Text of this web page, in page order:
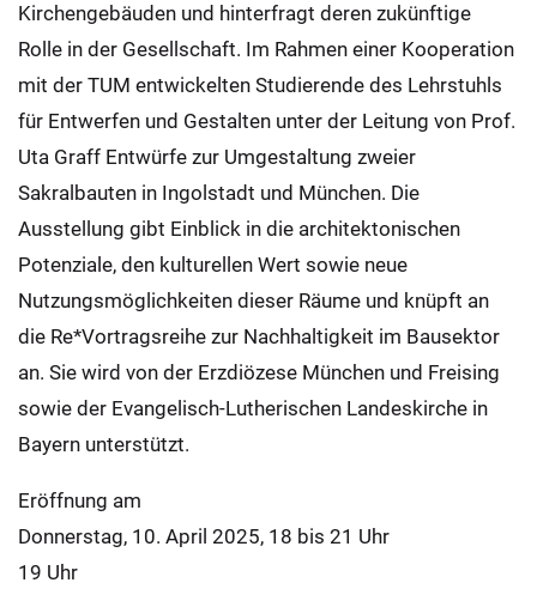
Kirchengebäuden und hinterfragt deren zukünftige
Rolle in der Gesellschaft. Im Rahmen einer Kooperation
mit der TUM entwickelten Studierende des Lehrstuhls
für Entwerfen und Gestalten unter der Leitung von Prof.
Uta Graff Entwürfe zur Umgestaltung zweier
Sakralbauten in Ingolstadt und München. Die
Ausstellung gibt Einblick in die architektonischen
Potenziale, den kulturellen Wert sowie neue
Nutzungsmöglichkeiten dieser Räume und knüpft an
die Re*Vortragsreihe zur Nachhaltigkeit im Bausektor
an. Sie wird von der Erzdiözese München und Freising
sowie der Evangelisch-Lutherischen Landeskirche in
Bayern unterstützt.
Eröffnung am
Donnerstag, 10. April 2025, 18 bis 21 Uhr
19 Uhr